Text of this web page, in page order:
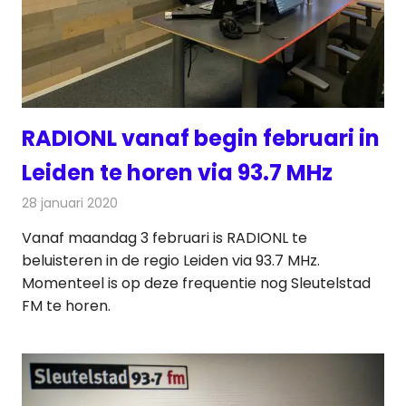
RADIONL vanaf begin februari in
Leiden te horen via 93.7 MHz
28 januari 2020
Vanaf maandag 3 februari is RADIONL te
beluisteren in de regio Leiden via 93.7 MHz.
Momenteel is op deze frequentie nog Sleutelstad
FM te horen.